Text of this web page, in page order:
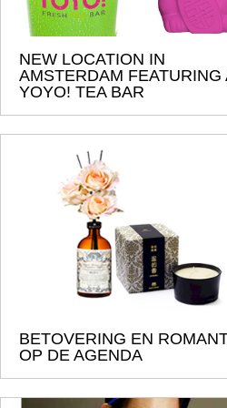
NEW LOCATION IN
AMSTERDAM FEATURING
YOYO! TEA BAR
BETOVERING EN
OP DE AGENDA